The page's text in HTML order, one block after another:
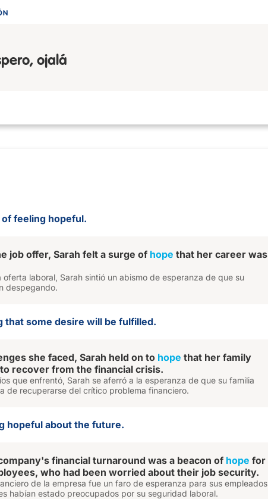
ojalá
feeling hopeful.
job offer, Sarah felt a surge of hope that her career was
oferta laboral, Sarah sintió un abismo de esperanza de que su
despegando.
that some desire will be fulfilled.
she faced, Sarah held on to hope that her family
recover from the financial crisis.
que enfrentó, Sarah se aferró a la esperanza de que su familia
de recuperarse del crítico problema financiero.
hopeful about the future.
financial turnaround was a beacon of hope for
who had been worried about their job security.
de la empresa fue un faro de esperanza para sus empleados
habían estado preocupados por su seguridad laboral.